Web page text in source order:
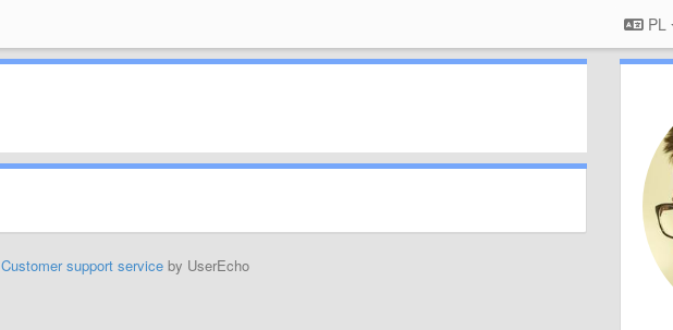
PL
Customer support serviceby UserEcho